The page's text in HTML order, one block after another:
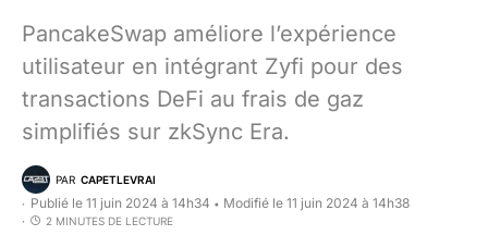
PancakeSwap améliore l’expérience
utilisateur en intégrant Zyfi pour des
transactions DeFi au frais de gaz
simplifiés sur zkSync Era.
PAR CAPETLEVRAI
Publié le 11 juin 2024 à 14h34 • Modifié le 11 juin 2024 à 14h38
2 MINUTES DE LECTURE